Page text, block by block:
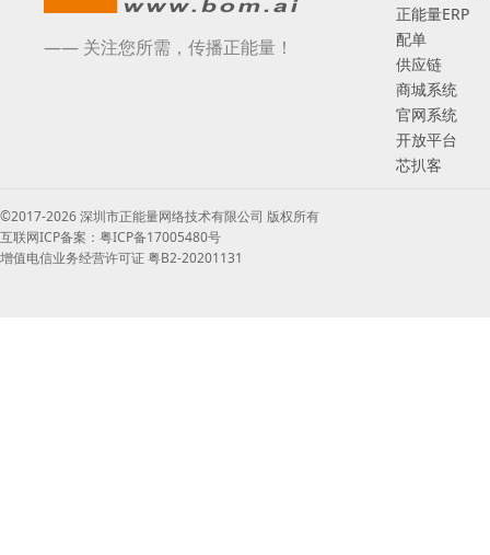
—— 关注您所需，传播正能量！
正能量ERP
配单
供应链
商城系统
官网系统
开放平台
芯扒客
©2017-2026 深圳市正能量网络技术有限公司 版权所有
互联网ICP备案：粤ICP备17005480号
增值电信业务经营许可证 粤B2-20201131